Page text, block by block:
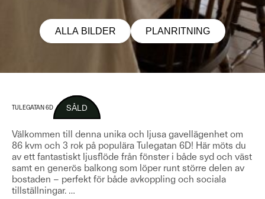
ALLA BILDER PLANRITNING
TULEGATAN 6D SÅLD
Välkommen till denna unika och ljusa gavellägenhet om
86 kvm och 3 rok på populära Tulegatan 6D! Här möts du
av ett fantastiskt ljusflöde från fönster i både syd och väst
samt en generös balkong som löper runt större delen av
bostaden – perfekt för både avkoppling och sociala
tillställningar. …